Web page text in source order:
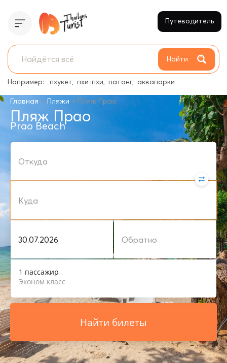
Найти
Например: пхукет пхи-пхи патонг аквапарки
Путеводитель
Главная > Пляжи > Пляж Прао
Пляж Прао
Prao Beach
1 пассажир
Эконом класс
Найти билеты